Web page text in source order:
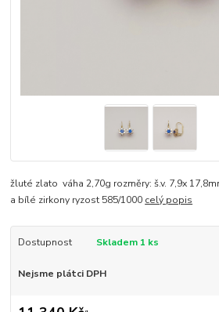
žluté zlato váha 2,70g rozměry: š.v. 7,9x
a bílé zirkony ryzost 585/1000 celý popis
Dostupnost Skladem 1 ks
Nejsme plátci DPH